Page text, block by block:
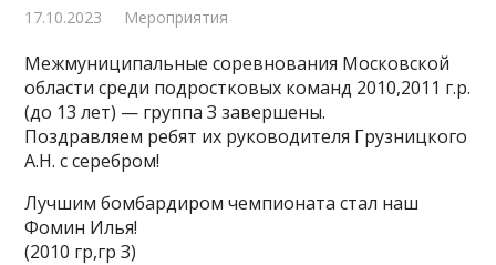
17.10.2023 Мероприятия
Межмуниципальные соревнования Московской
области среди подростковых команд 2010,2011 г.р.
(до 13 лет) — группа З завершены.
Поздравляем ребят их руководителя Грузницкого
А.Н. с серебром!
Лучшим бомбардиром чемпионата стал наш
Фомин Илья!
(2010 гр,гр З)